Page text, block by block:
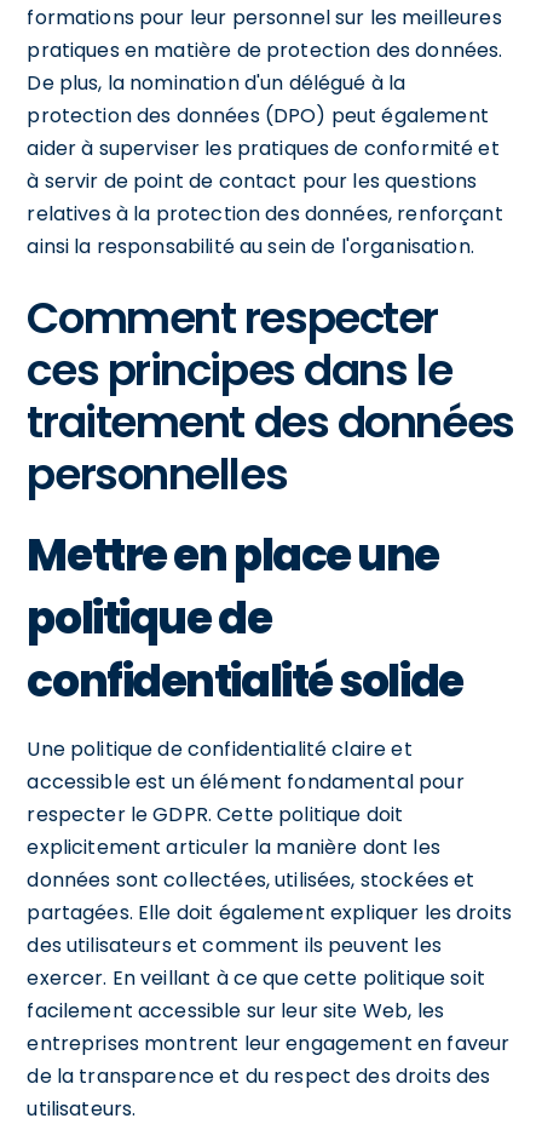
formations pour leur personnel sur les meilleures
pratiques en matière de protection des données.
De plus, la nomination d'un délégué à la
protection des données (DPO) peut également
aider à superviser les pratiques de conformité et
à servir de point de contact pour les questions
relatives à la protection des données, renforçant
ainsi la responsabilité au sein de l'organisation.
Comment respecter
ces principes dans le
traitement des données
personnelles
Mettre en place une
politique de
confidentialité solide
Une politique de confidentialité claire et
accessible est un élément fondamental pour
respecter le GDPR. Cette politique doit
explicitement articuler la manière dont les
données sont collectées, utilisées, stockées et
partagées. Elle doit également expliquer les droits
des utilisateurs et comment ils peuvent les
exercer. En veillant à ce que cette politique soit
facilement accessible sur leur site Web, les
entreprises montrent leur engagement en faveur
de la transparence et du respect des droits des
utilisateurs.